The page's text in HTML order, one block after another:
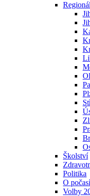
Školství
Politika
O počasí
Volby